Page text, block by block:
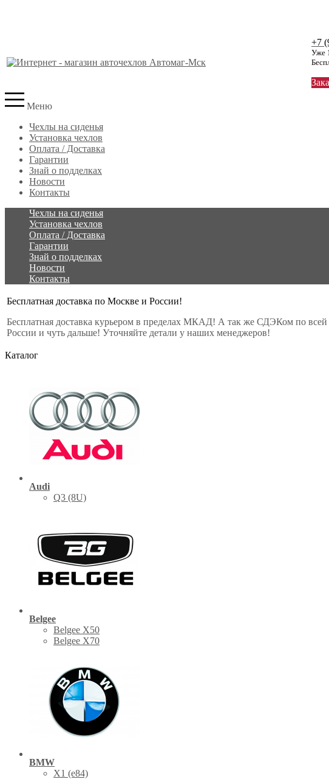
+7
Уже
Меню
Чехлы на сиденья
Установка чехлов
Оплата / Доставка
Гарантии
Знай о подделках
Новости
Контакты
Чехлы на сиденья
Установка чехлов
Оплата / Доставка
Гарантии
Знай о подделках
Новости
Контакты
Бесплатная доставка по Москве и России!
Бесплатная доставка курьером в пределах МКАД! А так же СДЭКом по всей
России и чуть дальше! Уточняйте детали у наших менеджеров!
Каталог
Audi
Q3 (8U)
Belgee
Belgee X50
Belgee X70
BMW
X1 (е84)